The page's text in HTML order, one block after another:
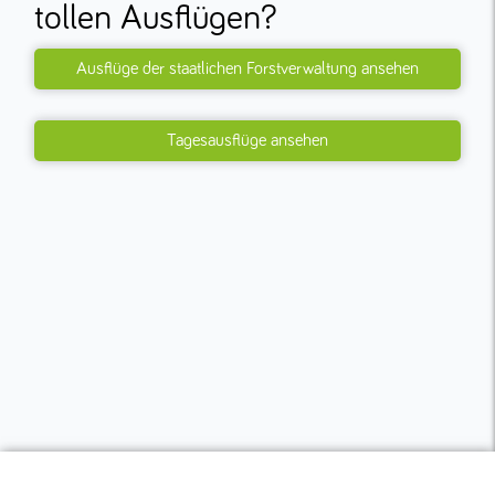
tollen Ausflügen?
Ausflüge der staatlichen Forstverwaltung ansehen
Tagesausflüge ansehen